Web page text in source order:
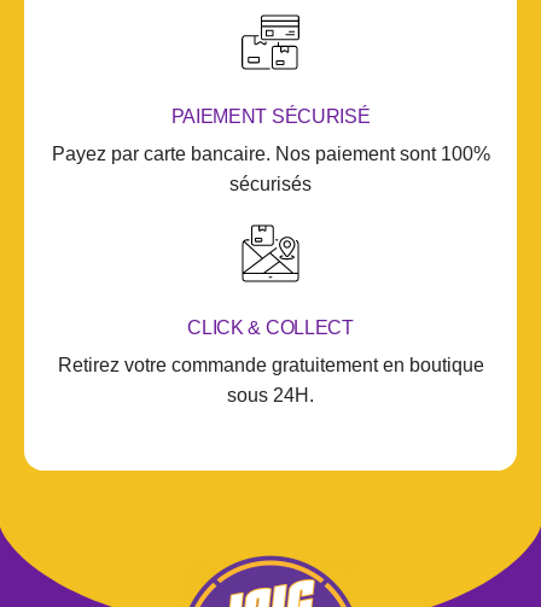
PAIEMENT SÉCURISÉ
Payez par carte bancaire. Nos paiement sont 100%
sécurisés
CLICK & COLLECT
Retirez votre commande gratuitement en boutique
sous 24H.